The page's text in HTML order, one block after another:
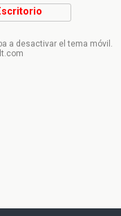
a desactivar el tema móvil.